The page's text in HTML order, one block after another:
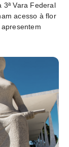
3ª Vara Federal
acesso à flor